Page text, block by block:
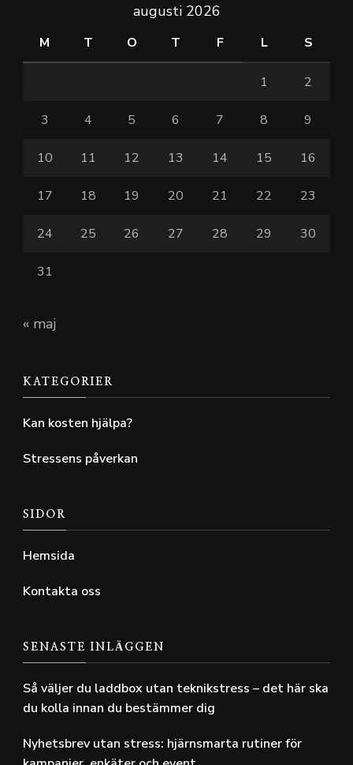
augusti 2026
M T O T F L S
1 2
3 4 5 6 7 8 9
10 11 12 13 14 15 16
17 18 19 20 21 22 23
24 25 26 27 28 29 30
31
« maj
KATEGORIER
Kan kosten hjälpa?
Stressens påverkan
SIDOR
Hemsida
Kontakta oss
SENASTE INLÄGGEN
Så väljer du laddbox utan teknikstress – det här ska
du kolla innan du bestämmer dig
Nyhetsbrev utan stress: hjärnsmarta rutiner för